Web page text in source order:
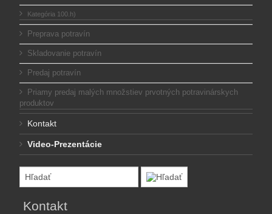
Kategória 100.h)
Preprava potravín
Skladovanie potravín
Predaj potravín
Priamy predaj malých množstiev prvotných potravinárskych
produktov
Kontakt
Video-Prezentácie
Kontakt